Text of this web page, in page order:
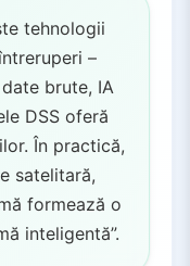
tehnologii
–
brute, IA
DSS oferă
În practică,
satelitară,
formează o
inteligentă”.